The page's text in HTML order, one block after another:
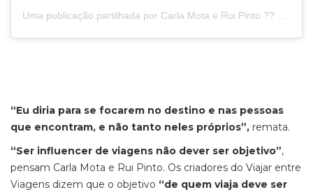
Uma publicação partilhada por Carla Mota e Rui Pinto ?? Dicas de Viagem (@viajar_entre_viagens)
“Eu diria para se focarem no destino e nas pessoas
que encontram, e não tanto neles próprios”, remata.
“Ser influencer de viagens não dever ser objetivo”,
pensam Carla Mota e Rui Pinto. Os criadores do Viajar entre
Viagens dizem que o objetivo “de quem viaja deve ser